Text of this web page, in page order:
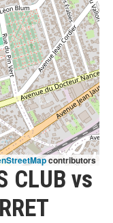
contributors
CLUB vs